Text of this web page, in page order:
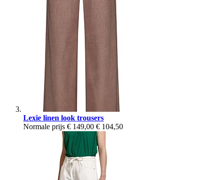
Lexie linen look trousers
Normale prijs € 149,00 € 104,50